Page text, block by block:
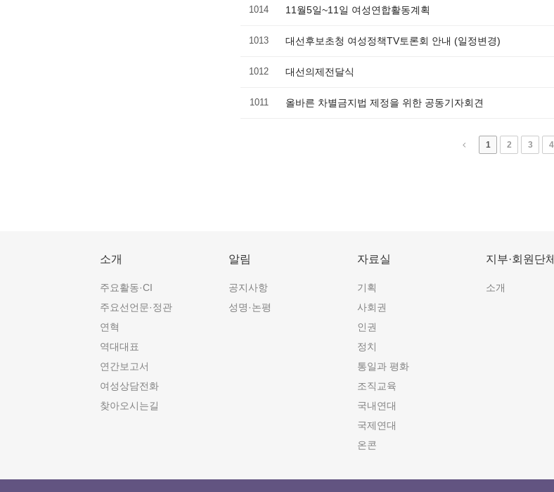
1014 11월5일~11일 여성연합활동계획
1013 대선후보초청 여성정책TV토론회 안내 (일정변경)
1012 대선의제전달식
1011 올바른 차별금지법 제정을 위한 공동기자회견
1 2 3 4
소개
주요활동·CI
주요선언문·정관
연혁
역대대표
연간보고서
여성상담전화
찾아오시는길
알림
공지사항
성명·논평
자료실
기획
사회권
인권
정치
통일과 평화
조직교육
국내연대
국제연대
온콘
지부·회원단체
소개